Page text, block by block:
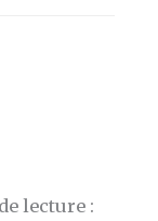
lecture :